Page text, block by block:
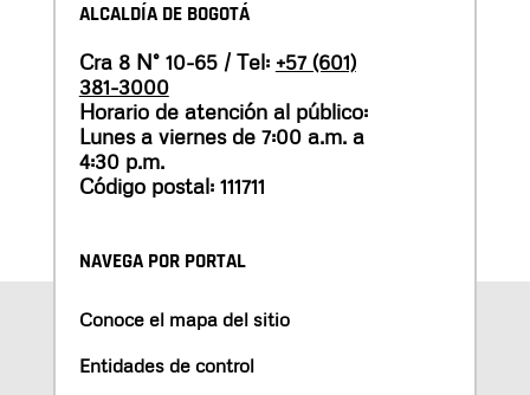
ALCALDÍA DE BOGOTÁ
Cra 8 N° 10-65 / Tel: +57 (601)
381-3000
Horario de atención al público:
Lunes a viernes de 7:00 a.m. a
4:30 p.m.
Código postal: 111711
NAVEGA POR PORTAL
Conoce el mapa del sitio
Entidades de control